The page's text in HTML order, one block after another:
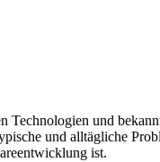
und
und alltägliche
ist.